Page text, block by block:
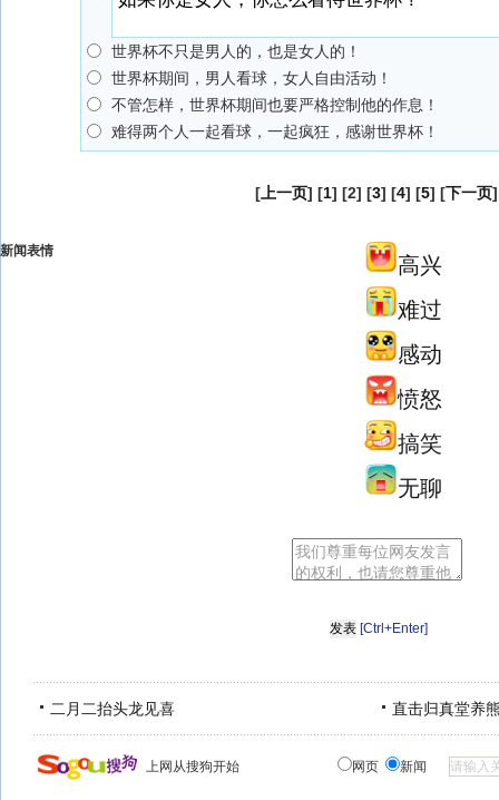
世界杯不只是男人的，也是女人的！
世界杯期间，男人看球，女人自由活动！
不管怎样，世界杯期间也要严格控制他的作息！
难得两个人一起看球，一起疯狂，感谢世界杯！
[ 上一页] [1] [2] [3] [4] [5] [下一页]
新闻表情
高兴
难过
感动
愤怒
搞笑
无聊
[Ctrl+Enter]
二月二抬头龙见喜 直击归真堂养
上网从搜狗开始 网页 新闻